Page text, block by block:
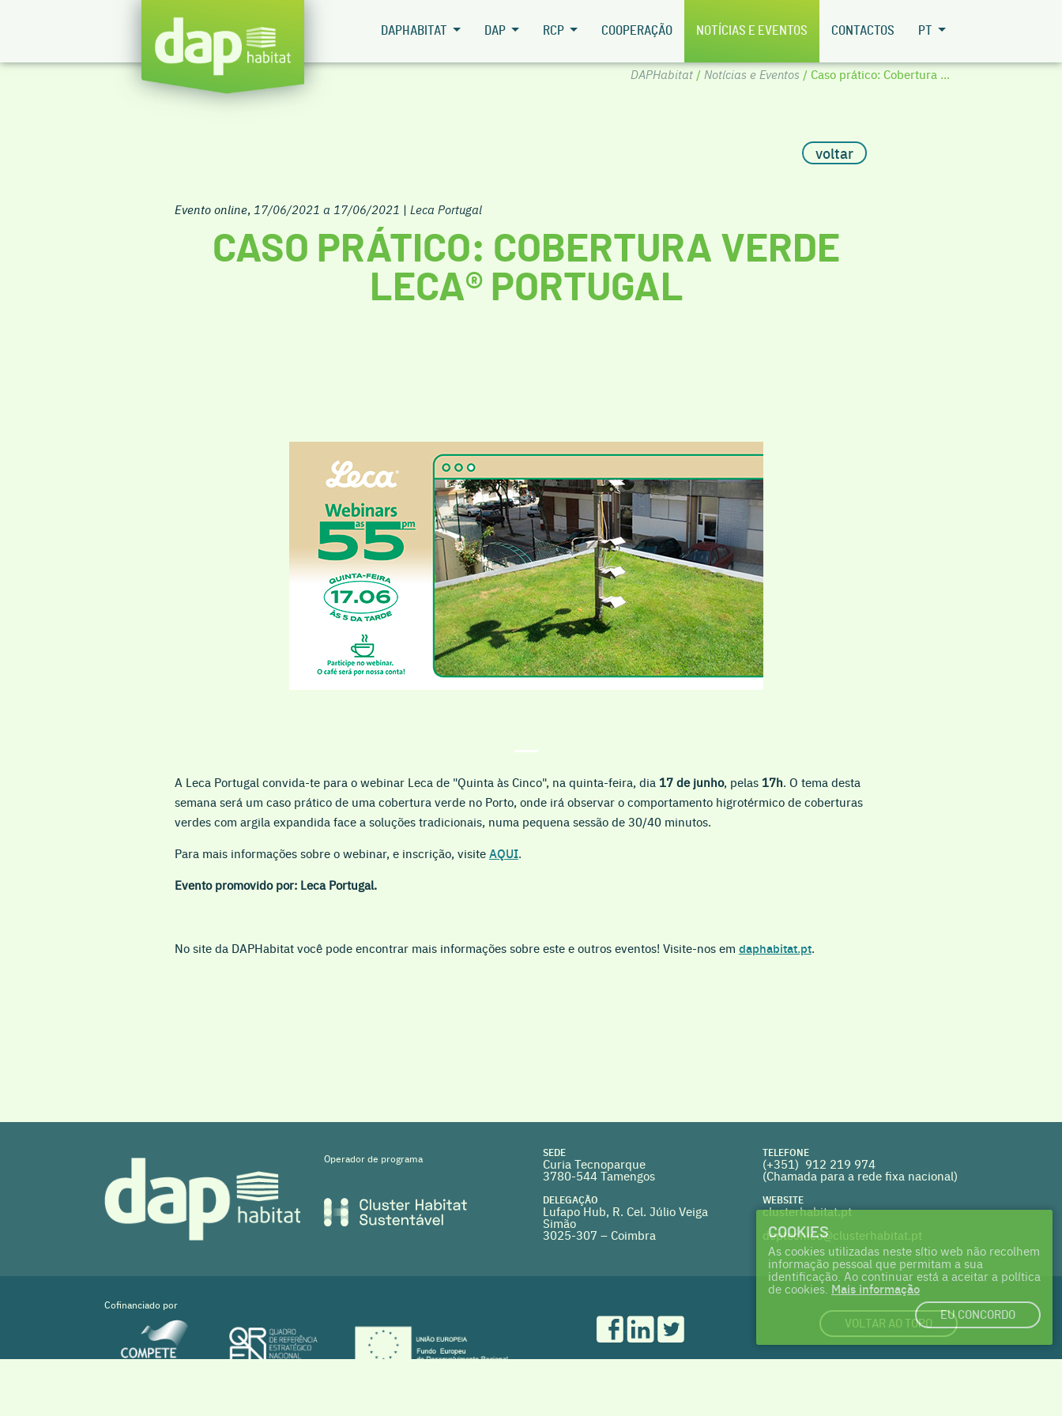
DAPHABITAT DAP RCP COOPERAÇÃO NOTÍCIAS E EVENTOS CONTACTOS PT
DAPHabitat/ Notícias e Eventos / Caso prático: Cobertura ...
voltar
Evento online, 17/06/2021 a 17/06/2021 | Leca Portugal
CASO PRÁTICO: COBERTURA VERDE
LECA® PORTUGAL
A Leca Portugal convida-te para o webinar Leca de "Quinta às Cinco", na quinta-feira, dia 17 de junho, pelas17h. O tema desta
semana será um caso prático de uma cobertura verde no Porto, onde irá observar o comportamento higrotérmico de coberturas
verdes com argila expandida face a soluções tradicionais, numa pequena sessão de 30/40 minutos.
Para mais informações sobre o webinar, e inscrição, visiteAQUI.
Evento promovido por: Leca Portugal.
No site da DAPHabitat você pode encontrar mais informações sobre este e outros eventos! Visite-nos em daphabitat.pt.
Operador de programa SEDE
Curia Tecnoparque
3780-544 Tamengos
DELEGAÇÃO
Lufapo Hub, R. Cel. Júlio Veiga
Simão
3025-307 – Coimbra
TELEFONE
(+351) 912 219 974
(Chamada para a rede fixa nacional)
WEBSITE
clusterhabitat.pt
deptecnico@clusterhabitat.pt
Cofinanciado por
VOLTAR AO TOPO
COOKIES
As cookies utilizadas neste sítio web não recolhem
informação pessoal que permitam a sua
identificação. Ao continuar está a aceitar a política
de cookies. Mais informação
EU CONCORDO